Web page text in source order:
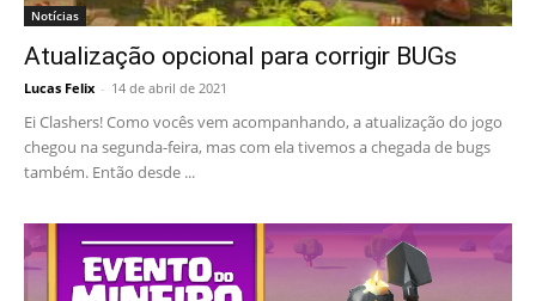
Notícias
Atualização opcional para corrigir BUGs
Lucas Felix - 14 de abril de 2021
Ei Clashers! Como vocês vem acompanhando, a atualização do jogo
chegou na segunda-feira, mas com ela tivemos a chegada de bugs
também. Então desde ...